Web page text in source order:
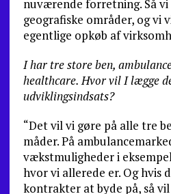
nuværende forretning. Så vi
geografiske områder, og vi
egentlige opkøb af
I har tre store ben,
healthcare. Hvor vil I lægge
udviklingsindsats?
“Det vil vi gøre på alle tre
måder. På
vækstmuligheder i
hvor vi allerede er. Og hvis
kontrakter at byde på, så